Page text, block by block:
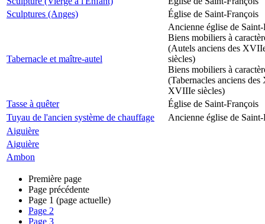
Sculptures (Anges)
Église de Saint-François
Tabernacle et maître-autel
Ancienne église de Saint-
Biens mobiliers à
(Autels anciens des
siècles)
Biens mobiliers à
(Tabernacles anciens
XVIIIe siècles)
Tasse à quêter
Église de Saint-François
Tuyau de l'ancien système de chauffage
Ancienne église de Saint-
Aiguière
Aiguière
Ambon
Première page
Page précédente
Page 1 (page actuelle)
Page 2
Page 3